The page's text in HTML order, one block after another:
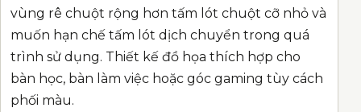
vùng rê chuột rộng hơn tấm lót chuột cỡ nhỏ và
muốn hạn chế tấm lót dịch chuyển trong quá
trình sử dụng. Thiết kế đồ họa thích hợp cho
bàn học, bàn làm việc hoặc góc gaming tùy cách
phối màu.